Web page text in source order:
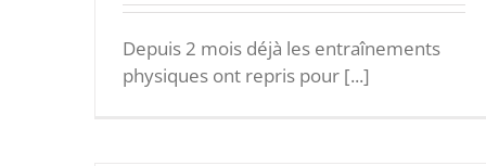
Depuis 2 mois déjà les entraînements
physiques ont repris pour [...]